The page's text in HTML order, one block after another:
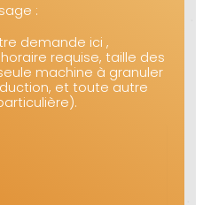
:
demande ici ,
requise, taille des
machine à granuler
et toute autre